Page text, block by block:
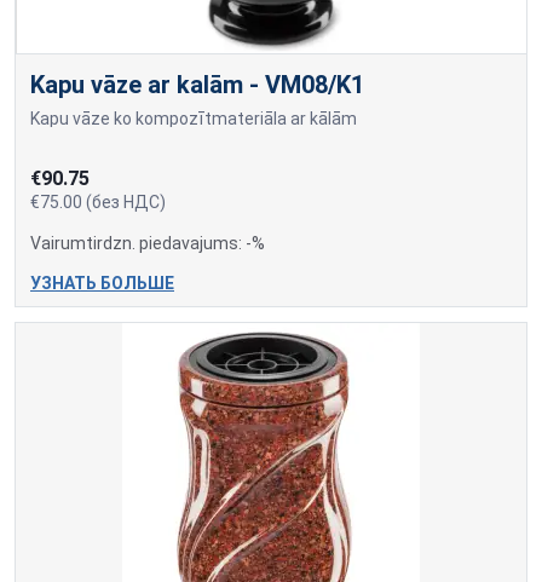
Kapu vāze ar kalām - VM08/K1
Kapu vāze ko kompozītmateriāla ar kālām
€90.75
€75.00 (без НДС)
Vairumtirdzn. piedavajums: -%
УЗНАТЬ БОЛЬШЕ